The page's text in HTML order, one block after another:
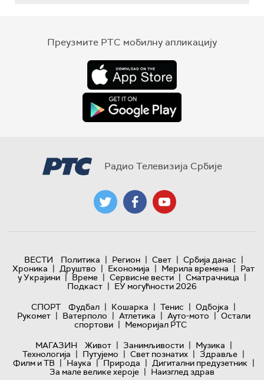
Преузмите РТС мобилну апликацију
Радио Телевизија Србије
ВЕСТИ Политика | Регион | Свет | Србија данас |
Хроника | Друштво | Економија | Мерила времена | Рат
у Украјини | Време | Сервисне вести | Сматрачница |
Подкаст | ЕУ могућности 2026
СПОРТ
Фудбал | Кошарка | Тенис | Одбојка |
Рукомет | Ватерполо | Атлетика | Ауто-мото | Остали
спортови | Меморијал РТС
МАГАЗИН
Живот | Занимљивости | Музика |
Технологијa | Путујемо | Свет познатих | Здравље |
Филм и ТВ | Наука | Природа | Дигитални предузетник |
За мале велике хероје | Наизглед здрав